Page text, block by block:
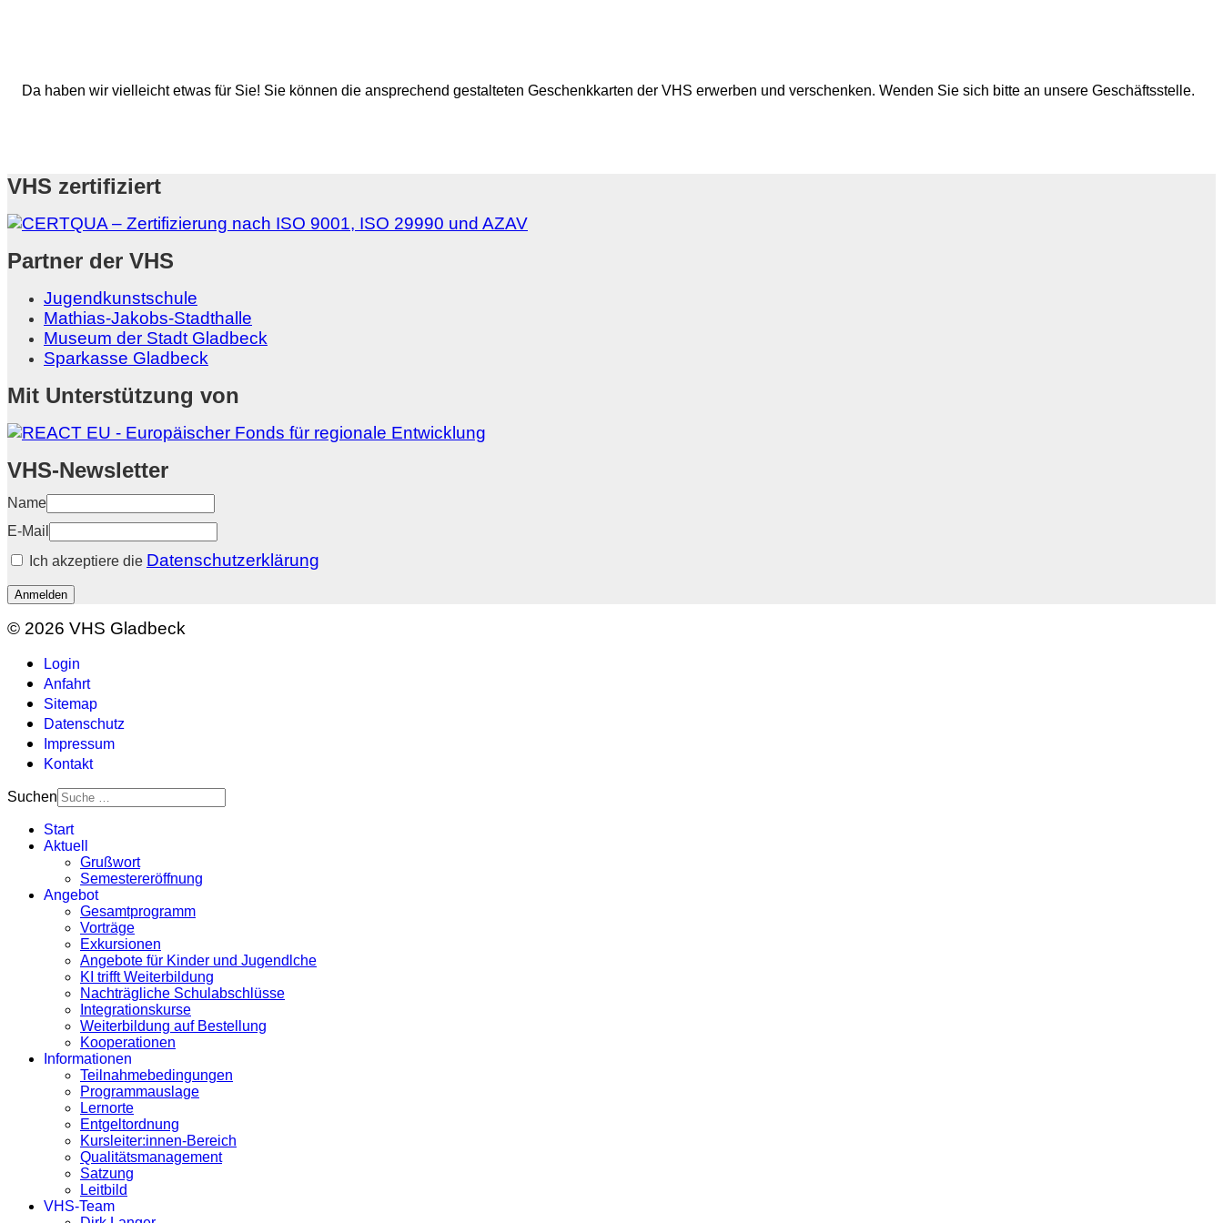
Da haben wir vielleicht etwas für Sie! Sie können die ansprechend gestalteten Geschenkkarten der VHS erwerben und verschenken. Wenden Sie sich bitte an unsere Geschäftsstelle.
VHS zertifiziert
Partner der VHS
Jugendkunstschule
Mathias-Jakobs-Stadthalle
Museum der Stadt Gladbeck
Sparkasse Gladbeck
Mit Unterstützung von
VHS-Newsletter
Name
E-Mail
Ich akzeptiere die Datenschutzerklärung
Anmelden
© 2026 VHS Gladbeck
Login
Anfahrt
Sitemap
Datenschutz
Impressum
Kontakt
Suchen
Start
Aktuell
Grußwort
Semestereröffnung
Angebot
Gesamtprogramm
Vorträge
Exkursionen
Angebote für Kinder und Jugendlche
KI trifft Weiterbildung
Nachträgliche Schulabschlüsse
Integrationskurse
Weiterbildung auf Bestellung
Kooperationen
Informationen
Teilnahmebedingungen
Programmauslage
Lernorte
Entgeltordnung
Kursleiter:innen-Bereich
Qualitätsmanagement
Satzung
Leitbild
VHS-Team